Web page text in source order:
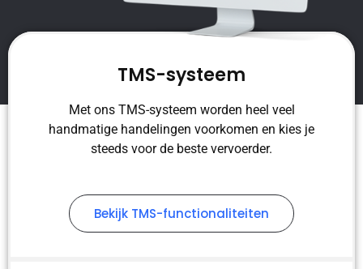
TMS-systeem
Met ons TMS-systeem worden heel veel
handmatige handelingen voorkomen en kies je
steeds voor de beste vervoerder.
Bekijk TMS-functionaliteiten